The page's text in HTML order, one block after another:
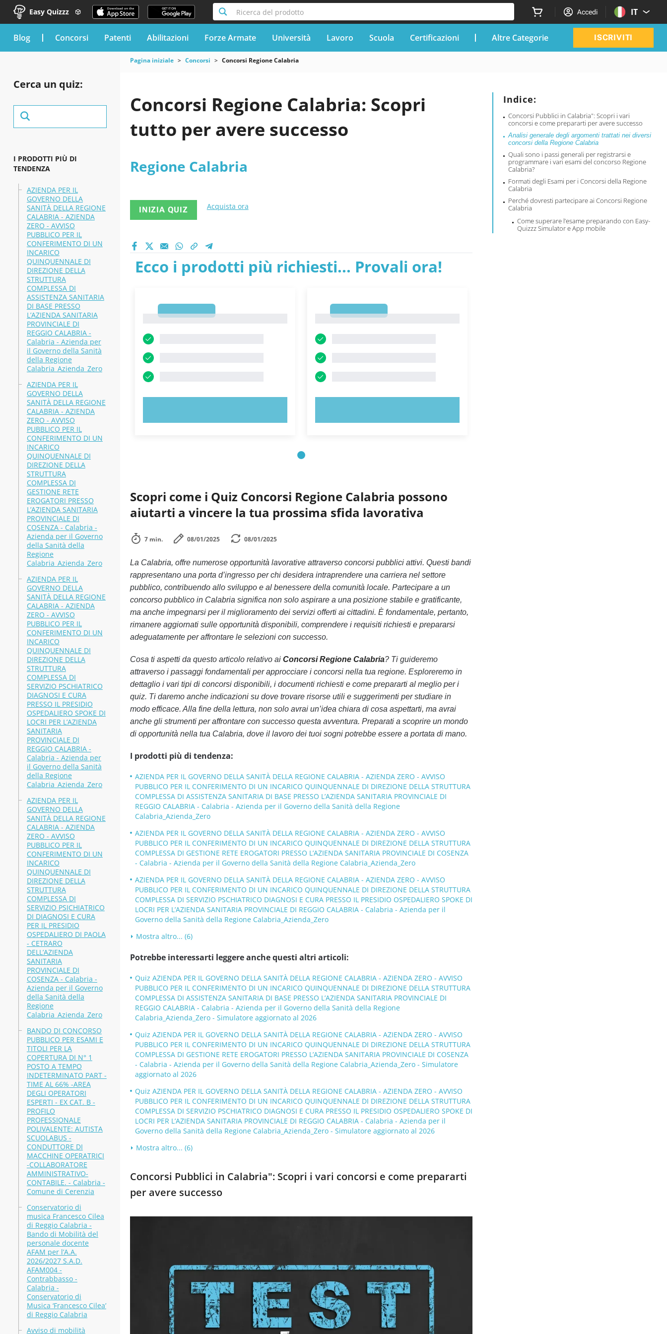
Easy Quizzz Ricerca del prodotto Accedi IT
blog Concorsi Patenti Abilitazioni Forze Armate Università Lavoro Scuola Certificazioni Altre Categorie ISCRIVITI
Cerca un quiz:
I PRODOTTI PIÙ DI
TENDENZA
AZIENDA PER IL
GOVERNO DELLA
SANITÀ DELLA REGIONE
CALABRIA - AZIENDA
ZERO - AVVISO
PUBBLICO PER IL
CONFERIMENTO DI UN
INCARICO
QUINQUENNALE DI
DIREZIONE DELLA
STRUTTURA
COMPLESSA DI
ASSISTENZA SANITARIA
DI BASE PRESSO
L’AZIENDA SANITARIA
PROVINCIALE DI
REGGIO CALABRIA -
Calabria - Azienda per
il Governo della Sanità
della Regione
Calabria_Azienda_Zero
AZIENDA PER IL
GOVERNO DELLA
SANITÀ DELLA REGIONE
CALABRIA - AZIENDA
ZERO - AVVISO
PUBBLICO PER IL
CONFERIMENTO DI UN
INCARICO
QUINQUENNALE DI
DIREZIONE DELLA
STRUTTURA
COMPLESSA DI
GESTIONE RETE
EROGATORI PRESSO
L’AZIENDA SANITARIA
PROVINCIALE DI
COSENZA - Calabria -
Azienda per il Governo
della Sanità della
Regione
Calabria_Azienda_Zero
AZIENDA PER IL
GOVERNO DELLA
SANITÀ DELLA REGIONE
CALABRIA - AZIENDA
ZERO - AVVISO
PUBBLICO PER IL
CONFERIMENTO DI UN
INCARICO
QUINQUENNALE DI
DIREZIONE DELLA
STRUTTURA
COMPLESSA DI
SERVIZIO PSCHIATRICO
DIAGNOSI E CURA
PRESSO IL PRESIDIO
OSPEDALIERO SPOKE DI
LOCRI PER L’AZIENDA
SANITARIA
PROVINCIALE DI
REGGIO CALABRIA -
Calabria - Azienda per
il Governo della Sanità
della Regione
Calabria_Azienda_Zero
AZIENDA PER IL
GOVERNO DELLA
SANITÀ DELLA REGIONE
CALABRIA - AZIENDA
ZERO - AVVISO
PUBBLICO PER IL
CONFERIMENTO DI UN
INCARICO
QUINQUENNALE DI
DIREZIONE DELLA
STRUTTURA
COMPLESSA DI
SERVIZIO PSICHIATRICO
DI DIAGNOSI E CURA
PER IL PRESIDIO
OSPEDALIERO DI PAOLA
- CETRARO
DELL’AZIENDA
SANITARIA
PROVINCIALE DI
COSENZA - Calabria -
Azienda per il Governo
della Sanità della
Regione
Calabria_Azienda_Zero
BANDO DI CONCORSO
PUBBLICO PER ESAMI E
TITOLI PER LA
COPERTURA DI N° 1
POSTO A TEMPO
INDETERMINATO PART -
TIME AL 66% -AREA
DEGLI OPERATORI
ESPERTI - EX CAT. B -
PROFILO
PROFESSIONALE
POLIVALENTE: AUTISTA
SCUOLABUS -
CONDUTTORE DI
MACCHINE OPERATRICI
-COLLABORATORE
AMMINISTRATIVO-
CONTABILE. - Calabria -
Comune di Cerenzia
Conservatorio di
musica Francesco Cilea
di Reggio Calabria -
Bando di Mobilità del
personale docente
AFAM per l’A.A.
2026/2027 S.A.D.
AFAM004 -
Contrabbasso -
Calabria -
Conservatorio di
Musica ‘Francesco Cilea’
di Reggio Calabria
Avviso di mobilità
Pagina iniziale Concorsi Concorsi Regione Calabria
Indice:
Concorsi Pubblici in Calabria": Scopri i vari
concorsi e come prepararti per avere successo
Analisi generale degli argomenti trattati nei diversi
concorsi della Regione Calabria
Quali sono i passi generali per registrarsi e
programmare i vari esami del concorso Regione
Calabria?
Formati degli Esami per i Concorsi della Regione
Calabria
Perché dovresti partecipare ai Concorsi Regione
Calabria
Come superare l’esame preparando con Easy-
Quizzz Simulator e App mobile
Concorsi Regione Calabria: Scopri
tutto per avere successo
Regione Calabria
INIZIA QUIZ Acquista ora
Ecco i prodotti più richiesti... Provali ora!
Scopri come i Quiz Concorsi Regione Calabria possono
aiutarti a vincere la tua prossima sfida lavorativa
7 min. 08/01/2025 08/01/2025
La Calabria, offre numerose opportunità lavorative attraverso concorsi pubblici attivi. Questi bandi
rappresentano una porta d’ingresso per chi desidera intraprendere una carriera nel settore
pubblico, contribuendo allo sviluppo e al benessere della comunità locale. Partecipare a un
concorso pubblico in Calabria significa non solo aspirare a una posizione stabile e gratificante,
ma anche impegnarsi per il miglioramento dei servizi offerti ai cittadini. È fondamentale, pertanto,
rimanere aggiornati sulle opportunità disponibili, comprendere i requisiti richiesti e prepararsi
adeguatamente per affrontare le selezioni con successo.
Cosa ti aspetti da questo articolo relativo ai Concorsi Regione Calabria? Ti guideremo
attraverso i passaggi fondamentali per approcciare i concorsi nella tua regione. Esploreremo in
dettaglio i vari tipi di concorsi disponibili, i documenti richiesti e come prepararti al meglio per i
quiz. Ti daremo anche indicazioni su dove trovare risorse utili e suggerimenti per studiare in
modo efficace. Alla fine della lettura, non solo avrai un’idea chiara di cosa aspettarti, ma avrai
anche gli strumenti per affrontare con successo questa avventura. Preparati a scoprire un mondo
di opportunità nella tua Calabria, dove il lavoro dei tuoi sogni potrebbe essere a portata di mano.
I prodotti più di tendenza:
AZIENDA PER IL GOVERNO DELLA SANITÀ DELLA REGIONE CALABRIA - AZIENDA ZERO - AVVISO
PUBBLICO PER IL CONFERIMENTO DI UN INCARICO QUINQUENNALE DI DIREZIONE DELLA STRUTTURA
COMPLESSA DI ASSISTENZA SANITARIA DI BASE PRESSO L’AZIENDA SANITARIA PROVINCIALE DI
REGGIO CALABRIA - Calabria - Azienda per il Governo della Sanità della Regione
Calabria_Azienda_Zero
AZIENDA PER IL GOVERNO DELLA SANITÀ DELLA REGIONE CALABRIA - AZIENDA ZERO - AVVISO
PUBBLICO PER IL CONFERIMENTO DI UN INCARICO QUINQUENNALE DI DIREZIONE DELLA STRUTTURA
COMPLESSA DI GESTIONE RETE EROGATORI PRESSO L’AZIENDA SANITARIA PROVINCIALE DI COSENZA
- Calabria - Azienda per il Governo della Sanità della Regione Calabria_Azienda_Zero
AZIENDA PER IL GOVERNO DELLA SANITÀ DELLA REGIONE CALABRIA - AZIENDA ZERO - AVVISO
PUBBLICO PER IL CONFERIMENTO DI UN INCARICO QUINQUENNALE DI DIREZIONE DELLA STRUTTURA
COMPLESSA DI SERVIZIO PSCHIATRICO DIAGNOSI E CURA PRESSO IL PRESIDIO OSPEDALIERO SPOKE DI
LOCRI PER L’AZIENDA SANITARIA PROVINCIALE DI REGGIO CALABRIA - Calabria - Azienda per il
Governo della Sanità della Regione Calabria_Azienda_Zero
Mostra altro... (6)
Potrebbe interessarti leggere anche questi altri articoli:
Quiz AZIENDA PER IL GOVERNO DELLA SANITÀ DELLA REGIONE CALABRIA - AZIENDA ZERO - AVVISO
PUBBLICO PER IL CONFERIMENTO DI UN INCARICO QUINQUENNALE DI DIREZIONE DELLA STRUTTURA
COMPLESSA DI ASSISTENZA SANITARIA DI BASE PRESSO L’AZIENDA SANITARIA PROVINCIALE DI
REGGIO CALABRIA - Calabria - Azienda per il Governo della Sanità della Regione
Calabria_Azienda_Zero - Simulatore aggiornato al 2026
Quiz AZIENDA PER IL GOVERNO DELLA SANITÀ DELLA REGIONE CALABRIA - AZIENDA ZERO - AVVISO
PUBBLICO PER IL CONFERIMENTO DI UN INCARICO QUINQUENNALE DI DIREZIONE DELLA STRUTTURA
COMPLESSA DI GESTIONE RETE EROGATORI PRESSO L’AZIENDA SANITARIA PROVINCIALE DI COSENZA
- Calabria - Azienda per il Governo della Sanità della Regione Calabria_Azienda_Zero - Simulatore
aggiornato al 2026
Quiz AZIENDA PER IL GOVERNO DELLA SANITÀ DELLA REGIONE CALABRIA - AZIENDA ZERO - AVVISO
PUBBLICO PER IL CONFERIMENTO DI UN INCARICO QUINQUENNALE DI DIREZIONE DELLA STRUTTURA
COMPLESSA DI SERVIZIO PSCHIATRICO DIAGNOSI E CURA PRESSO IL PRESIDIO OSPEDALIERO SPOKE DI
LOCRI PER L’AZIENDA SANITARIA PROVINCIALE DI REGGIO CALABRIA - Calabria - Azienda per il
Governo della Sanità della Regione Calabria_Azienda_Zero - Simulatore aggiornato al 2026
Mostra altro... (6)
Concorsi Pubblici in Calabria": Scopri i vari concorsi e come prepararti
per avere successo